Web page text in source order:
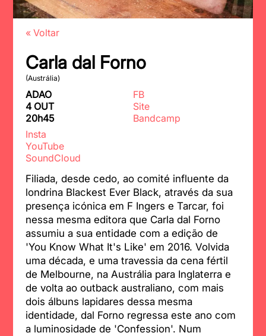
« Voltar
Carla dal Forno
(Austrália)
ADAO
4 OUT
20h45
FB
Site
Bandcamp
Insta
YouTube
SoundCloud
Filiada, desde cedo, ao comité influente da
londrina Blackest Ever Black, através da sua
presença icónica em F Ingers e Tarcar, foi
nessa mesma editora que Carla dal Forno
assumiu a sua entidade com a edição de
'You Know What It's Like' em 2016. Volvida
uma década, e uma travessia da cena fértil
de Melbourne, na Austrália para Inglaterra e
de volta ao outback australiano, com mais
dois álbuns lapidares dessa mesma
identidade, dal Forno regressa este ano com
a luminosidade de 'Confession'. Num